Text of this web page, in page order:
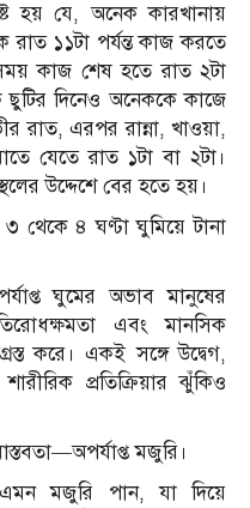
হয় যে, অনেক কারখানায়
রাত ১১টা পর্যন্ত কাজ করতে
কাজ শেষ হতে রাত ২টা
ছুটির দিনেও অনেককে কাজে
রাত, এরপর রান্না, খাওয়া,
যেতে রাত ১টা বা ২টা।
উদ্দেশে বের হতে হয়।
৩ থেকে ৪ ঘণ্টা ঘুমিয়ে টানা
ঘুমের অভাব মানুষের
এবং মানসিক
করে। একই সঙ্গে উদ্বেগ,
প্রতিক্রিয়ার ঝুঁকিও
মজুরি।
মজুরি পান, যা দিয়ে